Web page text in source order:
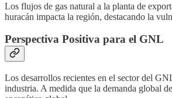
Los flujos de gas natural a la planta de
huracán impacta la región, destacando la
Perspectiva Positiva para el GNL
Los desarrollos recientes en el sector del
industria. A medida que la demanda global